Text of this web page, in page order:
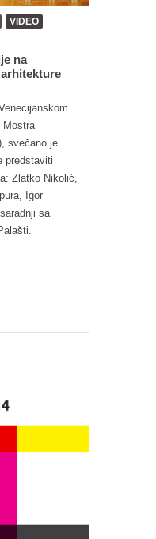
VIDEO
na
Mostra
svečano je
predstaviti
Zlatko Nikolić,
Igor
sa